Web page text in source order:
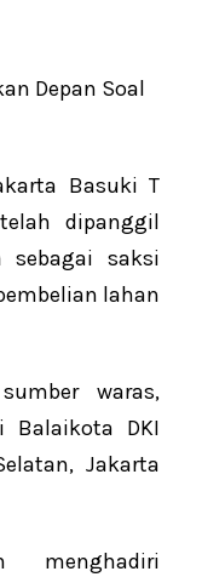
Basuki T
dipanggil
sebagai saksi
lahan
waras,
Balaikota DKI
Jakarta
menghadiri